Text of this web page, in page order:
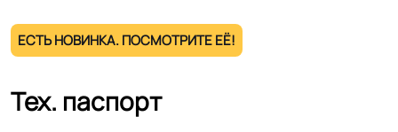
ЕСТЬ НОВИНКА. ПОСМОТРИТЕ ЕЁ!
Тех. паспорт